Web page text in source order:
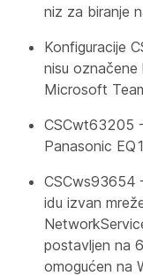
niz za biranje
Konfiguracije
nisu
Microsoft
CSCwt63205
Panasonic
CSCws93654
idu izvan
postavljen na
omogućen na